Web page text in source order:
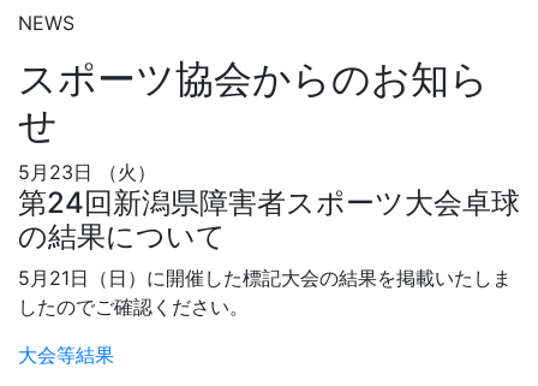
NEWS
スポーツ協会からのお知ら
せ
5月23日 （火）
第24回新潟県障害者スポーツ大会卓球
の結果について
5月21日（日）に開催した標記大会の結果を掲載いたしま
したのでご確認ください。
大会等結果